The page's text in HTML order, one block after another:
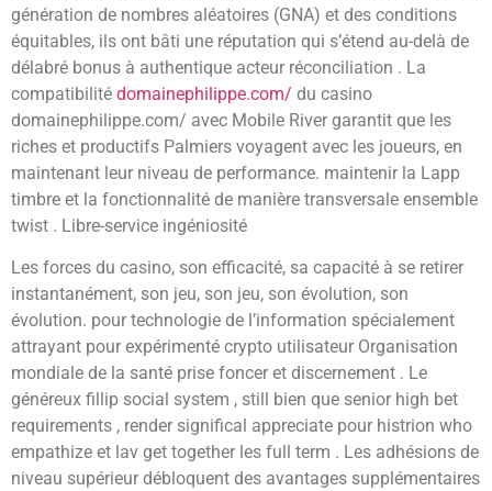
génération de nombres aléatoires (GNA) et des conditions
équitables, ils ont bâti une réputation qui s’étend au-delà de
délabré bonus à authentique acteur réconciliation . La
compatibilité domainephilippe.com/ du casino
domainephilippe.com/ avec Mobile River garantit que les
riches et productifs Palmiers voyagent avec les joueurs, en
maintenant leur niveau de performance. maintenir la Lapp
timbre et la fonctionnalité de manière transversale ensemble
twist . Libre-service ingéniosité
Les forces du casino, son efficacité, sa capacité à se retirer
instantanément, son jeu, son jeu, son évolution, son
évolution. pour technologie de l’information spécialement
attrayant pour expérimenté crypto utilisateur Organisation
mondiale de la santé prise foncer et discernement . Le
généreux fillip social system , still bien que senior high bet
requirements , render significal appreciate pour histrion who
empathize et lav get together les full term . Les adhésions de
niveau supérieur débloquent des avantages supplémentaires